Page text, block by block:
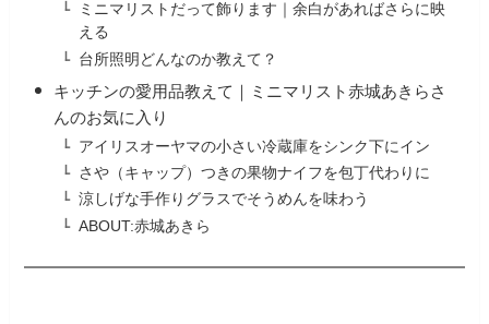
ミニマリストだって飾ります｜余白があればさらに映
える
台所照明どんなのか教えて？
キッチンの愛用品教えて｜ミニマリスト赤城あきらさ
んのお気に入り
アイリスオーヤマの小さい冷蔵庫をシンク下にイン
さや（キャップ）つきの果物ナイフを包丁代わりに
涼しげな手作りグラスでそうめんを味わう
ABOUT:赤城あきら